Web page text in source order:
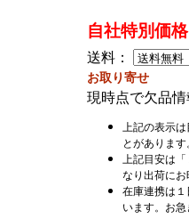
自社特別価格
送料：
お取り寄せ
現時点で欠品
上記の表示
とがあります。
上記目安は
なり出荷にお
在庫連携は
います。お